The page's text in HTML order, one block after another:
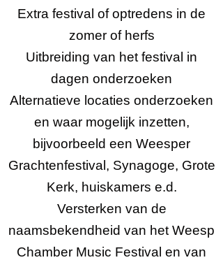
Extra festival of optredens in de
zomer of herfs
Uitbreiding van het festival in
dagen onderzoeken
Alternatieve locaties onderzoeken
en waar mogelijk inzetten,
bijvoorbeeld een Weesper
Grachtenfestival, Synagoge, Grote
Kerk, huiskamers e.d.
Versterken van de
naamsbekendheid van het Weesp
Chamber Music Festival en van